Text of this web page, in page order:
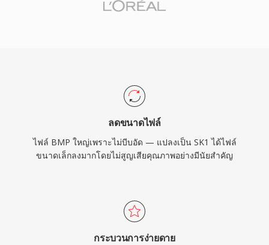
ลดขนาดไฟล์
ไฟล์ BMP ใหญ่เพราะไม่บีบอัด — แปลงเป็น SK1 ได้ไฟล์
ขนาดเล็กลงมากโดยไม่สูญเสียคุณภาพอย่างมีนัยสำคัญ
กระบวนการง่ายดาย